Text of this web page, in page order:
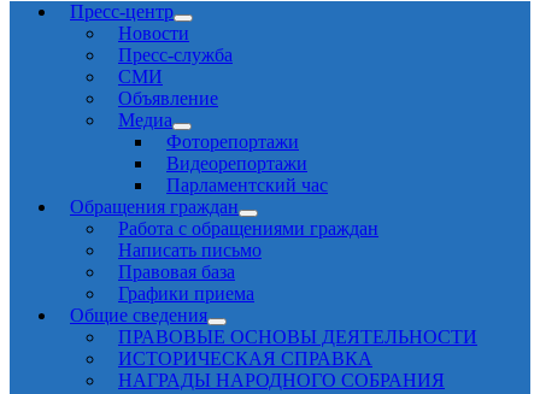
Пресс-центр
Новости
Пресс-служба
СМИ
Объявление
Медиа
Фоторепортажи
Видеорепортажи
Парламентский час
Обращения граждан
Работа с обращениями граждан
Написать письмо
Правовая база
Графики приема
Общие сведения
ПРАВОВЫЕ ОСНОВЫ ДЕЯТЕЛЬНОСТИ
ИСТОРИЧЕСКАЯ СПРАВКА
НАГРАДЫ НАРОДНОГО СОБРАНИЯ